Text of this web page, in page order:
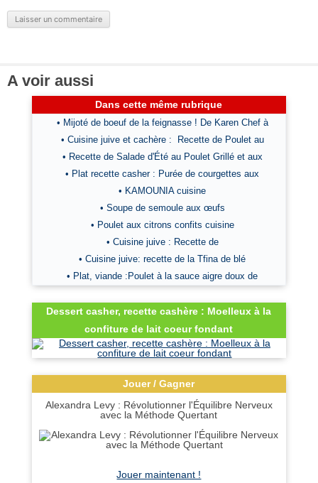
A voir aussi
Dans cette même rubrique
• Mijoté de boeuf de la feignasse ! De Karen Chef à
• Cuisine juive et cachère : Recette de Poulet au
• Recette de Salade d'Été au Poulet Grillé et aux
• Plat recette casher : Purée de courgettes aux
• KAMOUNIA cuisine
• Soupe de semoule aux œufs
• Poulet aux citrons confits cuisine
• Cuisine juive : Recette de
• Cuisine juive: recette de la Tfina de blé
• Plat, viande :Poulet à la sauce aigre doux de
Dessert casher, recette cashère : Moelleux à la
confiture de lait coeur fondant
Jouer / Gagner
Alexandra Levy : Révolutionner l'Équilibre Nerveux
avec la Méthode Quertant
Jouer maintenant !